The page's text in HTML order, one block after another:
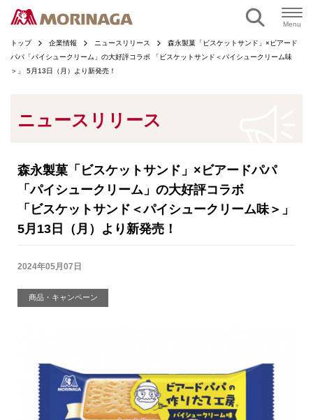
Menu
トップ 企業情報 ニュースリリース
森永製菓「ビスケットサンド」×ビアード
パパ「パイシュークリーム」の大好評コラボ 「ビスケットサンド＜パイシュークリーム味
＞」 5月13日（月）より新発売！
ニュースリリース
森永製菓「ビスケットサンド」×ビアードパパ
「パイシュークリーム」の大好評コラボ
「ビスケットサンド＜パイシュークリーム味＞」
5月13日（月）より新発売！
2024年05月07日
商品・キャンペーン